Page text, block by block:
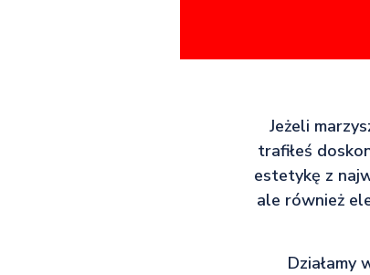
Jeżeli
trafiłeś
estetykę z
ale również
Działamy